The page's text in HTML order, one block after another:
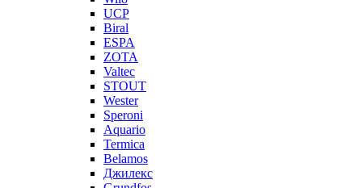
UCP
Biral
ESPA
ZOTA
Valtec
STOUT
Wester
Speroni
Aquario
Termica
Belamos
Джилекс